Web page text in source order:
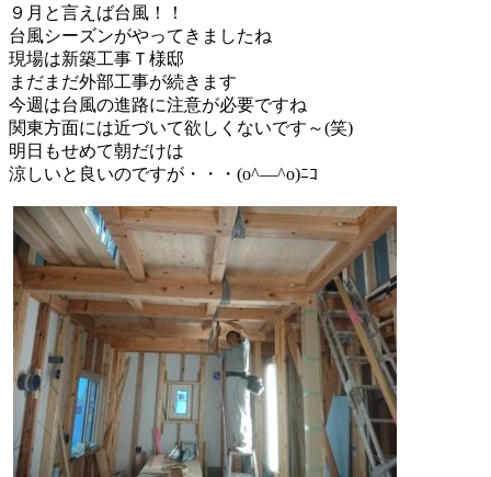
９月と言えば台風！！
台風シーズンがやってきましたね
現場は新築工事Ｔ様邸
まだまだ外部工事が続きます
今週は台風の進路に注意が必要ですね
関東方面には近づいて欲しくないです～(笑)
明日もせめて朝だけは
涼しいと良いのですが・・・(o^―^o)ﾆｺ